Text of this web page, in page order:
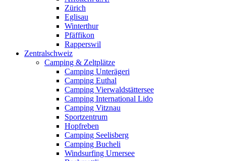
Zürich
Eglisau
Winterthur
Pfäffikon
Rapperswil
Zentralschweiz
Camping & Zeltplätze
Camping Unterägeri
Camping Euthal
Camping Vierwaldstättersee
Camping International Lido
Camping Vitznau
Sportzentrum
Hopfreben
Camping Seelisberg
Camping Bucheli
Windsurfing Urnersee